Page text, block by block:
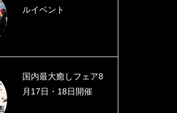
ルイベント
国内最大癒しフェア8
月17日・18日開催